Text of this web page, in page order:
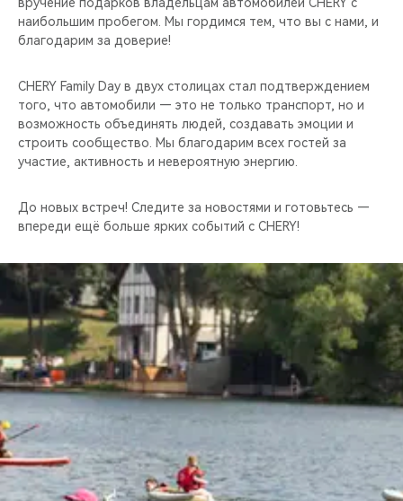
наибольшим пробегом. Мы гордимся тем, что вы с нами, и
благодарим за доверие!
CHERY Family Day в двух столицах стал подтверждением
того, что автомобили — это не только транспорт, но и
возможность объединять людей, создавать эмоции и
строить сообщество. Мы благодарим всех гостей за
участие, активность и невероятную энергию.
До новых встреч! Следите за новостями и готовьтесь —
впереди ещё больше ярких событий с CHERY!